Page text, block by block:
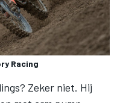
Racing
Zeker niet. Hij